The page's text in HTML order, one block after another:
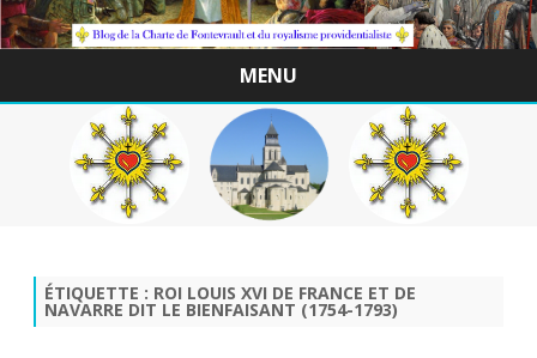
MENU
Skip
to
content
ÉTIQUETTE : ROI LOUIS XVI DE FRANCE ET DE
NAVARRE DIT LE BIENFAISANT (1754-1793)